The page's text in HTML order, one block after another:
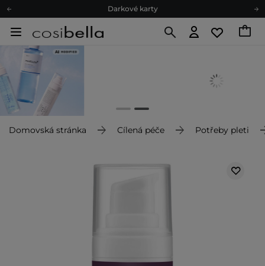
Darkové karty
Domovská stránka Cílená péče Potřeby pleti